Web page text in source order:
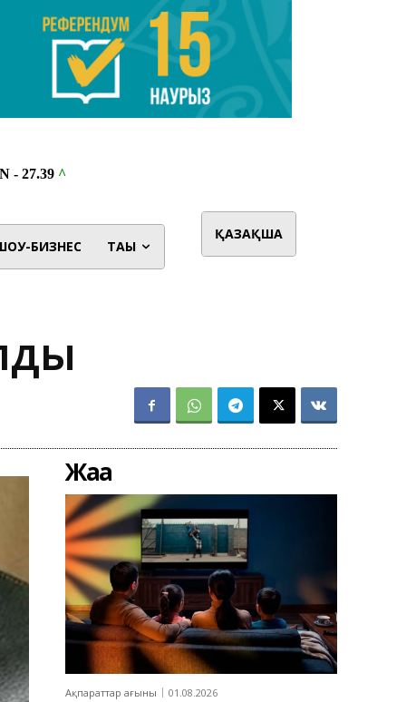
БИЗНЕС ТАҒЫ
ҚАЗАҚША
Жаңа
Ақпараттар ағыны 01.08.2026